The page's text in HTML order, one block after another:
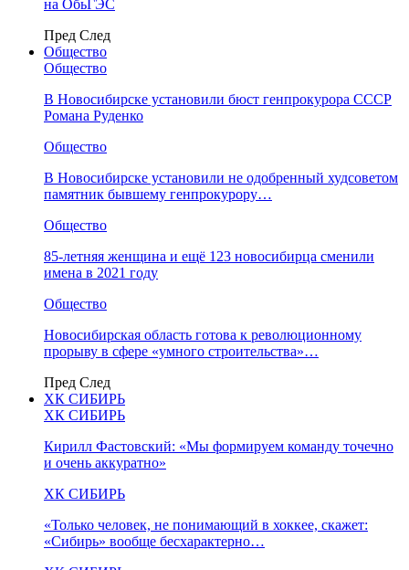
на ОбьГЭС
Пред След
Общество
Общество
В Новосибирске установили бюст генпрокурора СССР
Романа Руденко
Общество
В Новосибирске установили не одобренный худсоветом
памятник бывшему генпрокурору…
Общество
85-летняя женщина и ещё 123 новосибирца сменили
имена в 2021 году
Общество
Новосибирская область готова к революционному
прорыву в сфере «умного строительства»…
Пред След
ХК СИБИРЬ
ХК СИБИРЬ
Кирилл Фастовский: «Мы формируем команду точечно
и очень аккуратно»
ХК СИБИРЬ
«Только человек, не понимающий в хоккее, скажет:
«Сибирь» вообще бесхарактерно…